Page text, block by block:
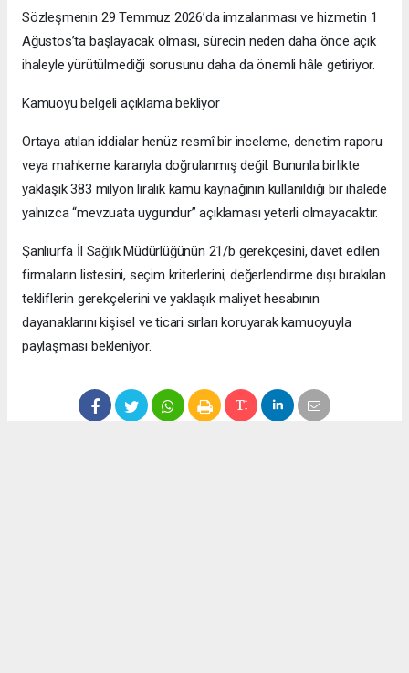
Sözleşmenin 29 Temmuz 2026’da imzalanması ve hizmetin 1
Ağustos’ta başlayacak olması, sürecin neden daha önce açık
ihaleyle yürütülmediği sorusunu daha da önemli hâle getiriyor.
Kamuoyu belgeli açıklama bekliyor
Ortaya atılan iddialar henüz resmî bir inceleme, denetim raporu
veya mahkeme kararıyla doğrulanmış değil. Bununla birlikte
yaklaşık 383 milyon liralık kamu kaynağının kullanıldığı bir ihalede
yalnızca “mevzuata uygundur” açıklaması yeterli olmayacaktır.
Şanlıurfa İl Sağlık Müdürlüğünün 21/b gerekçesini, davet edilen
firmaların listesini, seçim kriterlerini, değerlendirme dışı bırakılan
tekliflerin gerekçelerini ve yaklaşık maliyet hesabının
dayanaklarını kişisel ve ticari sırları koruyarak kamuoyuyla
paylaşması bekleniyor.